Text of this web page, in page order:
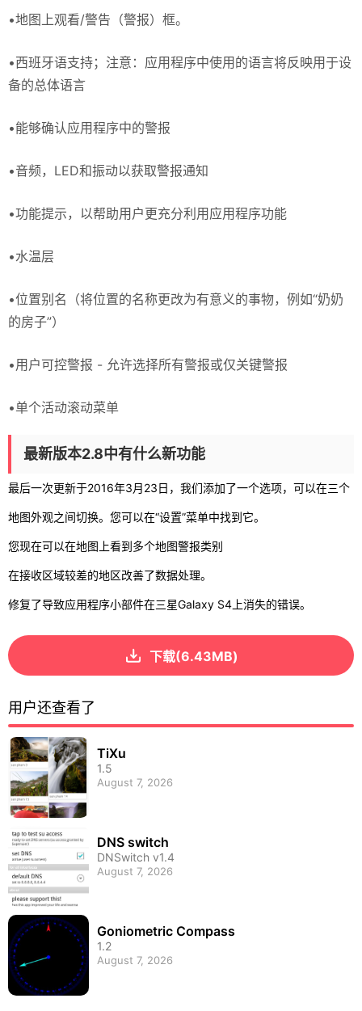
•地图上观看/警告（警报）框。
•西班牙语支持；注意：应用程序中使用的语言将反映用于设
备的总体语言
•能够确认应用程序中的警报
•音频，LED和振动以获取警报通知
•功能提示，以帮助用户更充分利用应用程序功能
•水温层
•位置别名（将位置的名称更改为有意义的事物，例如“奶奶
的房子”）
•用户可控警报 - 允许选择所有警报或仅关键警报
•单个活动滚动菜单
最新版本2.8中有什么新功能
最后一次更新于2016年3月23日，我们添加了一个选项，可以在三个
地图外观之间切换。您可以在“设置”菜单中找到它。
您现在可以在地图上看到多个地图警报类别
在接收区域较差的地区改善了数据处理。
修复了导致应用程序小部件在三星Galaxy S4上消失的错误。
下载(6.43MB)
用户还查看了
TiXu
1.5
August 7, 2026
DNS switch
DNSwitch v1.4
August 7, 2026
Goniometric Compass
1.2
August 7, 2026